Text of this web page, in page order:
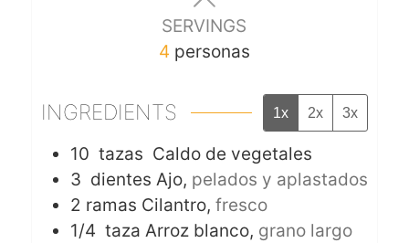
SERVINGS
4 personas
INGREDIENTS 1x 2x 3x
10 tazas Caldo de vegetales
3 dientes Ajo, pelados y aplastados
2 ramas Cilantro, fresco
1/4 taza Arroz blanco, grano largo